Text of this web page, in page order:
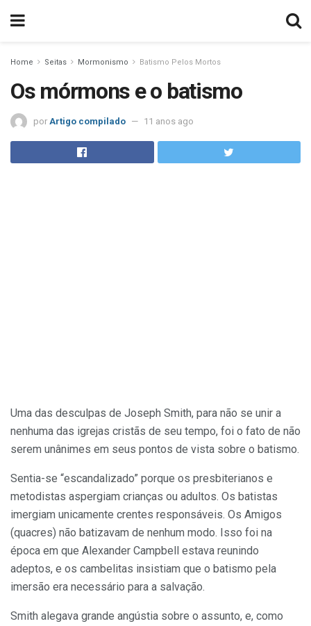
Home Seitas Mormonismo Batismo Pelos Mortos
Os mórmons e o batismo
por Artigo compilado 11 anos ago
Uma das desculpas de Joseph Smith, para não se unir a
nenhuma das igrejas cristãs de seu tempo, foi o fato de não
serem unânimes em seus pontos de vista sobre o batismo.
Sentia-se “escandalizado” porque os presbiterianos e
metodistas aspergiam crianças ou adultos. Os batistas
imergiam unicamente crentes responsáveis. Os Amigos
(quacres) não batizavam de nenhum modo. Isso foi na
época em que Alexander Campbell estava reunindo
adeptos, e os cambelitas insistiam que o batismo pela
imersão era necessário para a salvação.
Smith alegava grande angústia sobre o assunto, e, como